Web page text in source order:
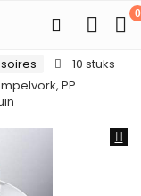
0
10 stuks
PP